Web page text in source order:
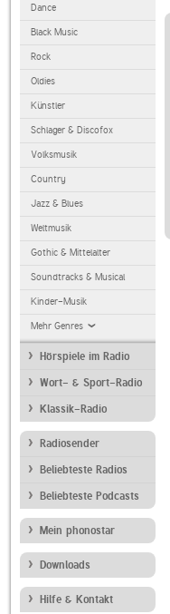
Dance
Black Music
Rock
Oldies
Künstler
Schlager & Discofox
Volksmusik
Country
Jazz & Blues
Weltmusik
Gothic & Mittelalter
Soundtracks & Musical
Kinder-Musik
Mehr Genres
Hörspiele im Radio
Wort- & Sport-Radio
Klassik-Radio
Radiosender
Beliebteste Radios
Beliebteste Podcasts
Mein phonostar
Downloads
Hilfe & Kontakt